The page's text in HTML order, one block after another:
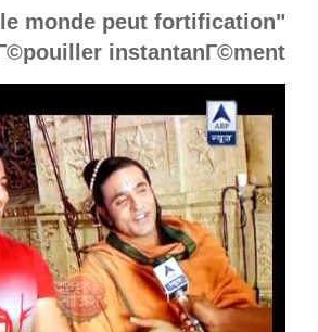
le monde peut fortification
instantanГ©ment"